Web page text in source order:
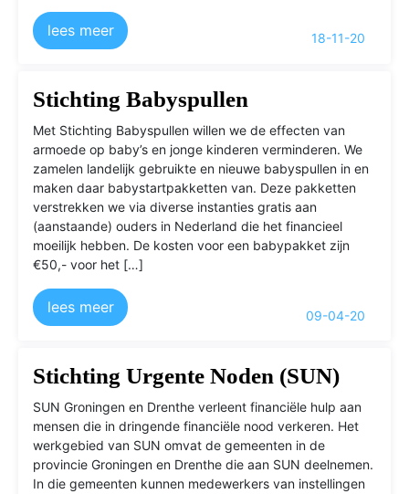
18-11-20
lees meer
Stichting Babyspullen
09-04-20
Met Stichting Babyspullen willen we de effecten van
armoede op baby’s en jonge kinderen verminderen. We
zamelen landelijk gebruikte en nieuwe babyspullen in en
maken daar babystartpakketten van. Deze pakketten
verstrekken we via diverse instanties gratis aan
(aanstaande) ouders in Nederland die het financieel
moeilijk hebben. De kosten voor een babypakket zijn
€50,- voor het […]
lees meer
Stichting Urgente Noden (SUN)
SUN Groningen en Drenthe verleent financiële hulp aan
mensen die in dringende financiële nood verkeren. Het
werkgebied van SUN omvat de gemeenten in de
provincie Groningen en Drenthe die aan SUN deelnemen.
In die gemeenten kunnen medewerkers van instellingen